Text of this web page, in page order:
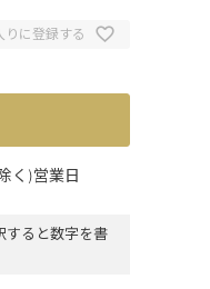
りに登録する
く)営業日
すると数字を書